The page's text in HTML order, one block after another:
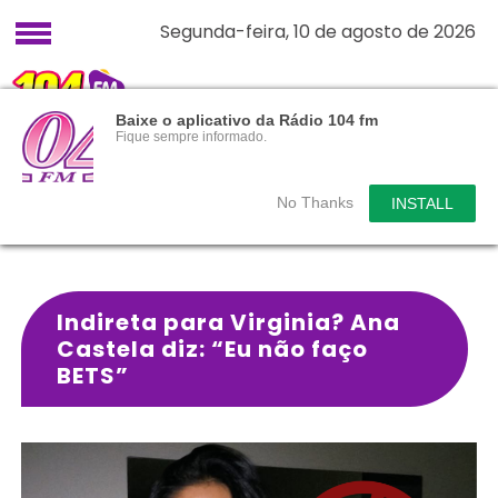
Baixe o aplicativo da Rádio 104 fm
Fique sempre informado.
No Thanks INSTALL
Segunda-feira, 10 de agosto de 2026
Indireta para Virginia? Ana
Castela diz: “Eu não faço
BETS”